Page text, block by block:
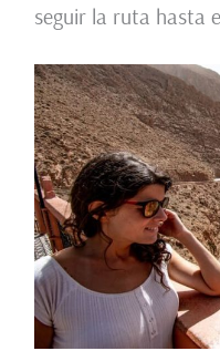
seguir la ruta hasta